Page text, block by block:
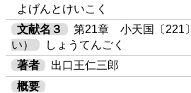
よげんとけいこく
文献名３
第21章 小天国〔221〕
い）
しょうてんごく
著者
出口王仁三郎
概要